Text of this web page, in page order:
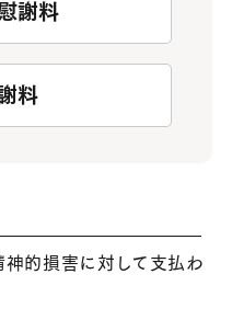
謝料
料
的損害に対して支払わ